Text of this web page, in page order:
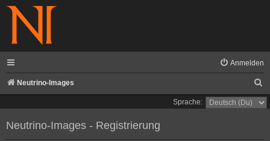
Anmelden
Neutrino-Images
u
Sprache:
Neutrino-Images - Registrierung